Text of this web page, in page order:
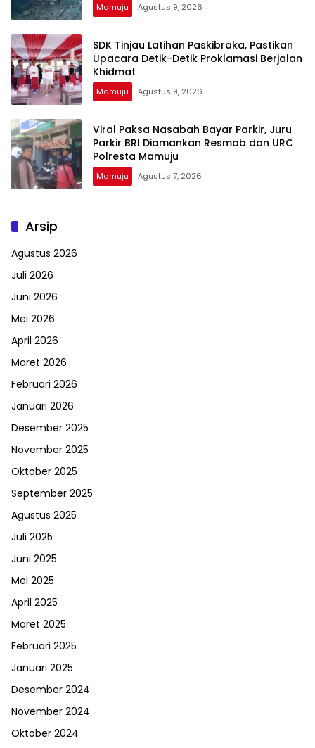
Mamuju Agustus 9, 2026
SDK Tinjau Latihan Paskibraka, Pastikan
Upacara Detik-Detik Proklamasi Berjalan
Khidmat
Mamuju Agustus 9, 2026
Viral Paksa Nasabah Bayar Parkir, Juru
Parkir BRI Diamankan Resmob dan URC
Polresta Mamuju
Mamuju Agustus 7, 2026
Arsip
Agustus 2026
Juli 2026
Juni 2026
Mei 2026
April 2026
Maret 2026
Februari 2026
Januari 2026
Desember 2025
November 2025
Oktober 2025
September 2025
Agustus 2025
Juli 2025
Juni 2025
Mei 2025
April 2025
Maret 2025
Februari 2025
Januari 2025
Desember 2024
November 2024
Oktober 2024